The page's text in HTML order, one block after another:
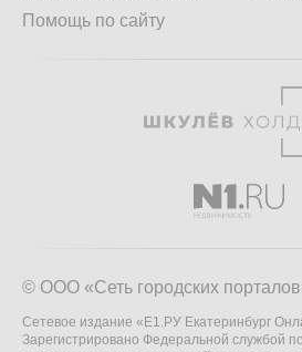
Помощь по сайту
© ООО «Сеть городских
Сетевое издание «Е1.РУ Екатеринбург
Зарегистрировано Федеральной службой